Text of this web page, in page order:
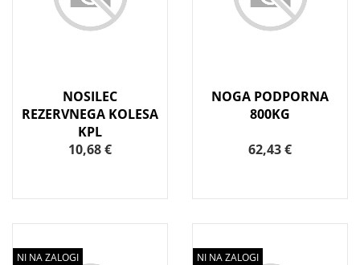
NOSILEC
REZERVNEGA KOLESA
KPL
10,68 €
NOGA PODPORNA
800KG
62,43 €
NI NA ZALOGI NI NA ZALOGI